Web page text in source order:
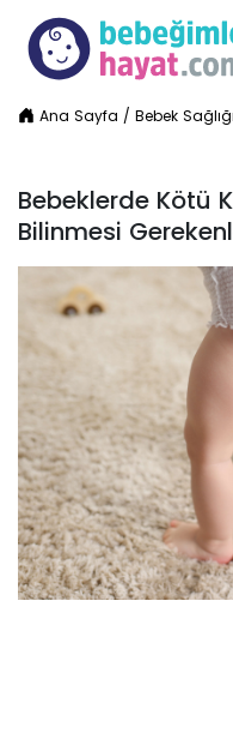
Ana Sayfa /Bebek Sağlığı
Bebeklerde Kötü
Bilinmesi